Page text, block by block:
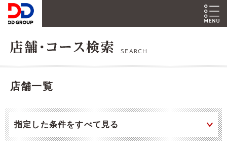
SEARCH
店舗一覧
指定した条件をすべて見る